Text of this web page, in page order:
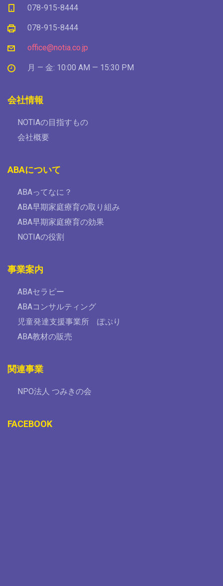
078-915-8444
078-915-8444
office@notia.co.jp
月 — 金: 10:00 AM — 15:30 PM
会社情報
NOTIAの目指すもの
会社概要
ABAについて
ABAってなに？
ABA早期家庭療育の取り組み
ABA早期家庭療育の効果
NOTIAの役割
事業案内
ABAセラピー
ABAコンサルティング
児童発達支援事業所 ぽぷり
ABA教材の販売
関連事業
NPO法人 つみきの会
FACEBOOK